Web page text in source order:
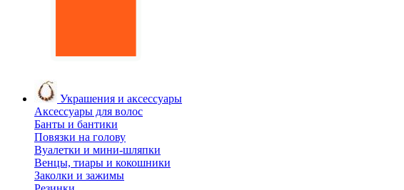
Украшения и аксессуары
Аксессуары для волос
Банты и бантики
Повязки на голову
Вуалетки и мини-шляпки
Венцы, тиары и кокошники
Заколки и зажимы